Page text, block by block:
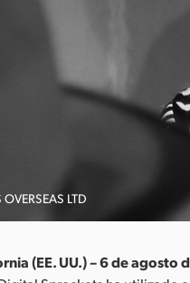
LTD
(EE. UU.) – 6 de agosto